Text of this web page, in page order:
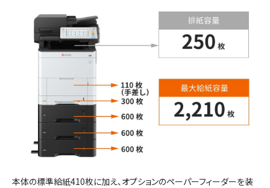
本体の標準給紙410枚に加え、オプションのペーパーフィーダーを装